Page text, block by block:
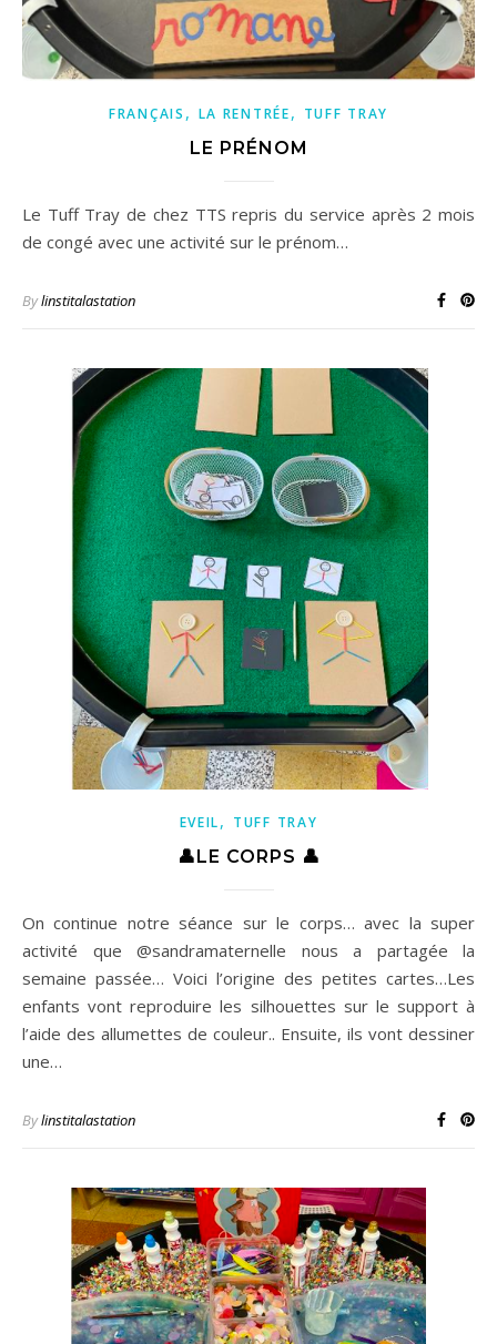
FRANÇAIS , LA RENTRÉE, TUFF TRAY
LE PRÉNOM
Le Tuff Tray de chez TTS repris du service après 2 mois
de congé avec une activité sur le prénom…
Bylinstitalastation
EVEIL, TUFF TRAY
👤LE CORPS 👤
On continue notre séance sur le corps… avec la super
activité que @sandramaternelle nous a partagée la
semaine passée… Voici l’origine des petites cartes…Les
enfants vont reproduire les silhouettes sur le support à
l’aide des allumettes de couleur.. Ensuite, ils vont dessiner
une…
Bylinstitalastation